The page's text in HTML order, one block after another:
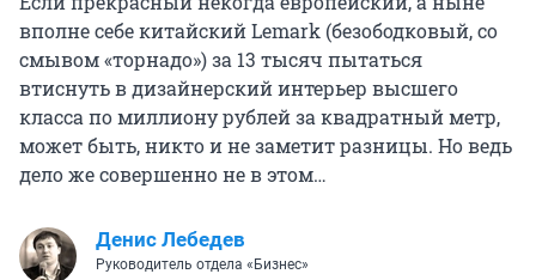
вполне себе китайский Lemark (безободковый, со
смывом «торнадо») за 13 тысяч пытаться
втиснуть в дизайнерский интерьер высшего
класса по миллиону рублей за квадратный метр,
может быть, никто и не заметит разницы. Но ведь
дело же совершенно не в этом…
Денис Лебедев
Руководитель отдела «Бизнес»